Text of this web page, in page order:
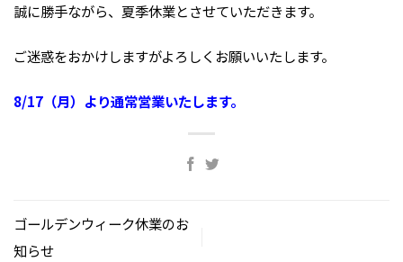
誠に勝手ながら、夏季休業とさせていただきます。
ご迷惑をおかけしますがよろしくお願いいたします。
8/17（月）より通常営業いたします。
ゴールデンウィーク休業のお
知らせ